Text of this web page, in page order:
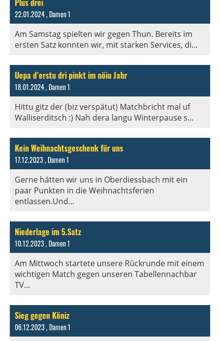
Plus drei
22.01.2024, Damen 1
Am Samstag spielten wir gegen Thun. Bereits im
ersten Satz konnten wir, mit starken Services, di...
Uepa d’erstu dri pinkt im nöiu Jahr
18.01.2024, Damen 1
Hittu gitz der (biz verspätut) Matchbricht mal uf
Walliserditsch :) Nah dera langu Winterpause s...
Kein Weihnachtsgeschenk für uns
17.12.2023, Damen 1
Gerne hätten wir uns in Oberdiessbach mit ein
paar Punkten in die Weihnachtsferien
entlassen.Und...
Niederlage im 5.Satz
10.12.2023, Damen 1
Am Mittwoch startete unsere Rückrunde mit einem
wichtigen Match gegen unseren Tabellennachbar
TV...
Sieg gegen Köniz
06.12.2023, Damen 1